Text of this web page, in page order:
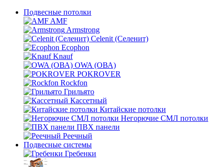
Подвесные потолки
AMF
Armstrong
Celenit (Селенит)
Ecophon
Knauf
OWA (ОВА)
POKROVER
Rockfon
Грильято
Кассетный
Китайские потолки
Негорючие СМЛ потолки
ПВХ панели
Реечный
Подвесные системы
Гребенки